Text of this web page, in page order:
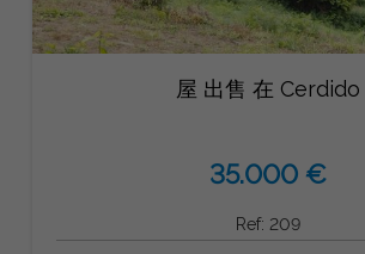
屋 出售 在 Cerdido
35.000 €
Ref: 209